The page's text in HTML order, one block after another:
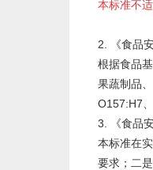
本标准不
2. 《食品
根据食品
果蔬制品
O157:H7
3. 《食品
本标准在
要求；二